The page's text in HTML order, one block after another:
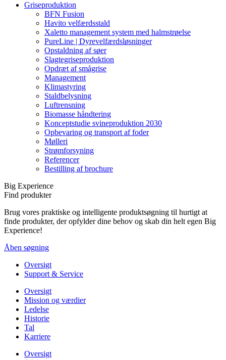
Griseproduktion
BFN Fusion
Havito velfærdsstald
Xaletto management system med halmstrøelse
PureLine | Dyrevelfærdsløsninger
Opstaldning af søer
Slagtegriseproduktion
Opdræt af smågrise
Management
Klimastyring
Staldbelysning
Luftrensning
Biomasse håndtering
Konceptstudie svineproduktion 2030
Opbevaring og transport af foder
Mølleri
Strømforsyning
Referencer
Bestilling af brochure
Big Experience
Find produkter
Brug vores praktiske og intelligente produktsøgning til hurtigt at
finde produkter, der opfylder dine behov og skab din helt egen Big
Experience!
Åben søgning
Oversigt
Support & Service
Oversigt
Mission og værdier
Ledelse
Historie
Tal
Karriere
Oversigt